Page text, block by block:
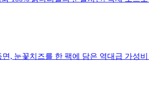
, 눈꽃치즈를 한 팩에 담은 역대급 가성